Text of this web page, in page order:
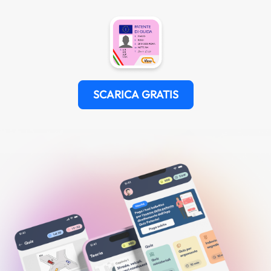
SCARICA GRATIS